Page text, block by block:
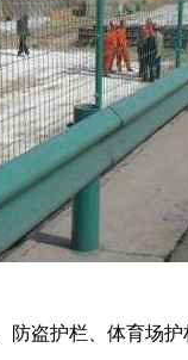
盗护栏、体育场